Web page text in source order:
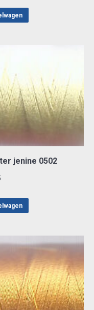
is:
jenine 0502
Huidige
is: